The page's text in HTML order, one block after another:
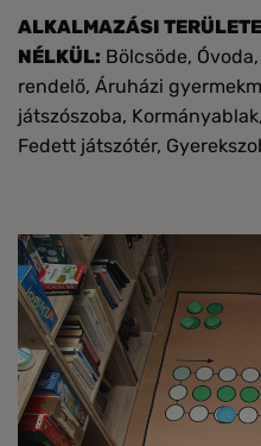
ALKALMAZÁSI
NÉLKÜL: Bölcsöde,
rendelő, Áruházi
játszószoba,
Fedett játszótér,